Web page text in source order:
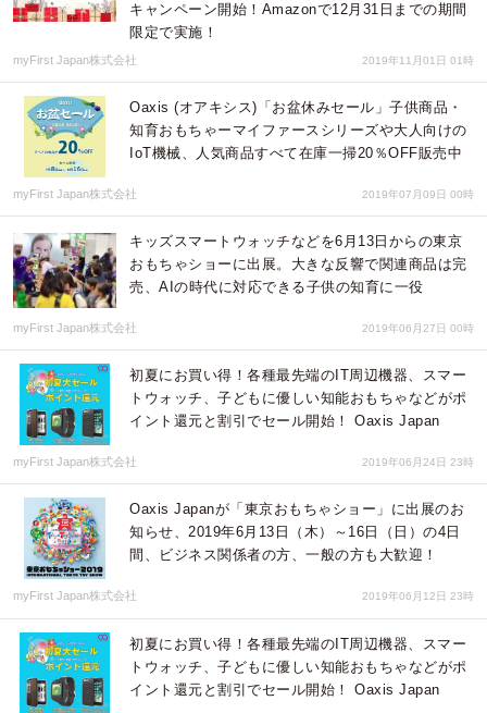
キャンペーン開始！Amazonで12月31日までの期間
限定で実施！
myFirst Japan株式会社 2019年11月01日 01時
Oaxis (オアキシス)「お盆休みセール」子供商品・
知育おもちゃーマイファースシリーズや大人向けの
IoT機械、人気商品すべて在庫一掃20％OFF販売中
myFirst Japan株式会社 2019年07月09日 00時
キッズスマートウォッチなどを6月13日からの東京
おもちゃショーに出展。大きな反響で関連商品は完
売、AIの時代に対応できる子供の知育に一役
myFirst Japan株式会社 2019年06月27日 00時
初夏にお買い得！各種最先端のIT周辺機器、スマー
トウォッチ、子どもに優しい知能おもちゃなどがポ
イント還元と割引でセール開始！ Oaxis Japan
myFirst Japan株式会社 2019年06月24日 23時
Oaxis Japanが「東京おもちゃショー」に出展のお
知らせ、2019年6月13日（木）～16日（日）の4日
間、ビジネス関係者の方、一般の方も大歓迎！
myFirst Japan株式会社 2019年06月12日 23時
初夏にお買い得！各種最先端のIT周辺機器、スマー
トウォッチ、子どもに優しい知能おもちゃなどがポ
イント還元と割引でセール開始！ Oaxis Japan